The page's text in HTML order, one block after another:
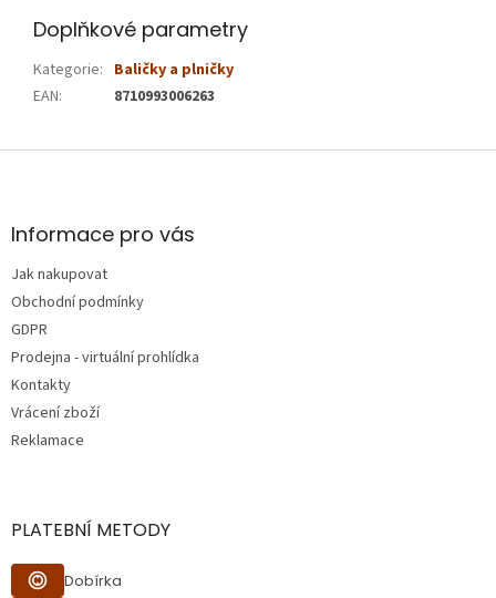
Doplňkové parametry
Kategorie: Baličky a plničky
EAN: 8710993006263
Z
aInformace pro vás
Jak nakupovat
Obchodní podmínky
GDPR
Prodejna - virtuální prohlídka
Kontakty
Vrácení zboží
Reklamace
PLATEBNÍ METODY
Dobírka